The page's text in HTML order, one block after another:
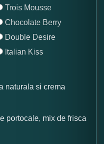
Trois Mousse
Chocolate Berry
Double Desire
Italian Kiss
naturala si crema
portocale, mix de frisca